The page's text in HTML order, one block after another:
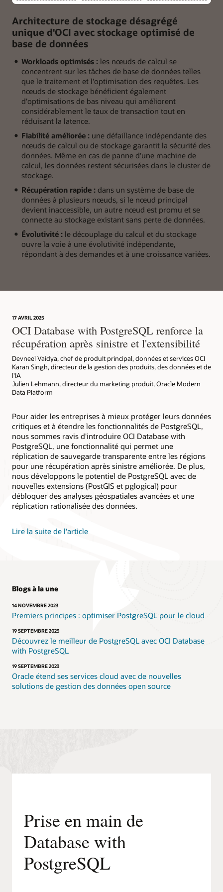
OCI
avec
PostgreSQL,
qui
est
adapté
aux
workloads
OLTP,
spatiaux,
OLAP
vectoriels.
Les
principaux
avantages
mis
en
évidence
sont
service
entièrement
géré,
pour
disponibilité
et
une
compatibilité
totale
avec
PostgreSQL
pour
une
facile
et
une
utilisation
immédiate.
1.
Section
Utilisateurs
:
deux
icônes
intitulée
« Utilisateur »
et
l'autre
des
blocs
interconnectés
intitulés
« Service
API ».
de
données
via
l'interface
d'application. »
Architecture de stockage désagrégé
unique d'OCI avec stockage optimisé de
base de données
Workloads optimisés :les nœuds de calcul se
concentrent sur les tâches de base de données telles
que le traitement et l'optimisation des requêtes. Les
nœuds de stockage bénéficient également
d'optimisations de bas niveau qui améliorent
considérablement le taux de transaction tout en
réduisant la latence.
Fiabilité améliorée :une défaillance indépendante des
nœuds de calcul ou de stockage garantit la sécurité des
données. Même en cas de panne d'une machine de
calcul, les données restent sécurisées dans le cluster de
stockage.
Récupération rapide :dans un système de base de
données à plusieurs nœuds, si le nœud principal
devient inaccessible, un autre nœud est promu et se
connecte au stockage existant sans perte de données.
Évolutivité :le découplage du calcul et du stockage
ouvre la voie à une évolutivité indépendante,
répondant à des demandes et à une croissance variées.
17 AVRIL 2025
OCI Database with PostgreSQL renforce la
récupération après sinistre et l'extensibilité
Devneel Vaidya, chef de produit principal, données et services OCI
Karan Singh, directeur de la gestion des produits, des données et de
l'IA
Julien Lehmann, directeur du marketing produit, Oracle Modern
Data Platform
Pour aider les entreprises à mieux protéger leurs données
critiques et à étendre les fonctionnalités de PostgreSQL,
nous sommes ravis d'introduire OCI Database with
PostgreSQL, une fonctionnalité qui permet une
réplication de sauvegarde transparente entre les régions
pour une récupération après sinistre améliorée. De plus,
nous développons le potentiel de PostgreSQL avec de
nouvelles extensions (PostGIS et pglogical) pour
débloquer des analyses géospatiales avancées et une
réplication rationalisée des données.
Lire la suite de l'article
Blogs à la une
14 NOVEMBRE 2023
Premiers principes : optimiser PostgreSQL pour le cloud
19 SEPTEMBRE 2023
Découvrez le meilleur de PostgreSQL avec OCI Database
with PostgreSQL
19 SEPTEMBRE 2023
Oracle étend ses services cloud avec de nouvelles
solutions de gestion des données open source
Prise en main de
Database with
PostgreSQL